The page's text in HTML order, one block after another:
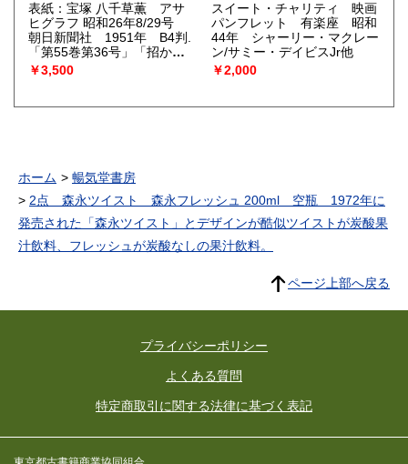
表紙：宝塚 八千草薫 アサ
ヒグラフ 昭和26年8/29号
朝日新聞社 1951年 B4判.
「第55巻第36号」「招かれ
たる客／ソ連 グロムイコ外
務次官」「講和全権告知板：
／日本選手権水上競技大会」
告：東光電気／木村製薬 殺
虫剤アース」他22p.
￥3,500
スイート・チャリティ 映画
パンフレット 有楽座 昭和
44年 シャーリー・マクレー
ン/サミー・デイビスJr他
￥2,000
ホーム
暢気堂書房
2点 森永ツイスト 森永フレッシュ 200ml 空瓶 1972年に
発売された「森永ツイスト」とデザインが酷似ツイストが炭酸果
汁飲料、フレッシュが炭酸なしの果汁飲料。
ページ上部へ戻る
プライバシーポリシー
よくある質問
特定商取引に関する法律に基づく表記